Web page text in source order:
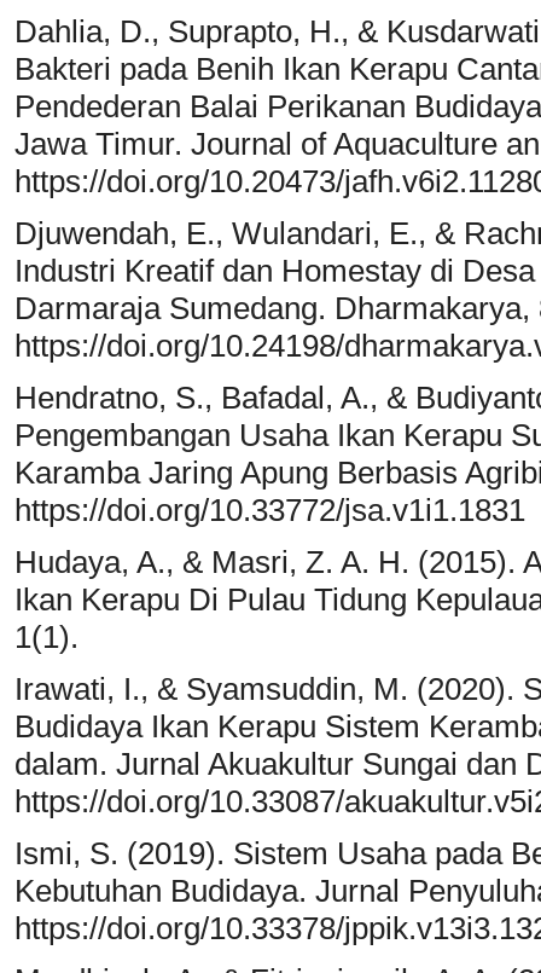
Dahlia, D., Suprapto, H., &
Bakteri pada Benih Ikan Kerapu
Pendederan Balai Perikanan
Jawa Timur. Journal of Aquaculture
https://doi.org/10.20473/
Djuwendah, E., Wulandari, E., &
Industri Kreatif dan Homestay di
Darmaraja Sumedang. Dharmakarya,
https://doi.org/10.24198/
Hendratno, S., Bafadal, A., &
Pengembangan Usaha Ikan Kerapu
Karamba Jaring Apung Berbasis
https://doi.org/10.33772/jsa.v1i1.1831
Hudaya, A., & Masri, Z. A. H. (2015).
Ikan Kerapu Di Pulau Tidung
1(1).
Irawati, I., & Syamsuddin, M. (2020).
Budidaya Ikan Kerapu Sistem
dalam. Jurnal Akuakultur Sungai dan
https://doi.org/10.33087/
Ismi, S. (2019). Sistem Usaha pada
Kebutuhan Budidaya. Jurnal
https://doi.org/10.33378/